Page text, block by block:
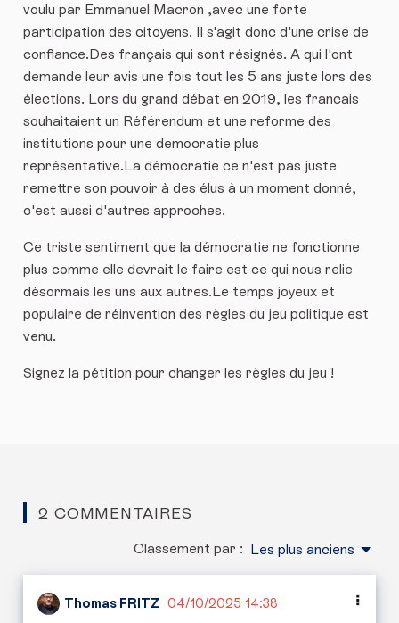
voulu par Emmanuel Macron ,avec une forte
participation des citoyens. Il s'agit donc d'une crise de
confiance.Des français qui sont résignés. A qui l'ont
demande leur avis une fois tout les 5 ans juste lors des
élections. Lors du grand débat en 2019, les francais
souhaitaient un Référendum et une reforme des
institutions pour une democratie plus
représentative.La démocratie ce n'est pas juste
remettre son pouvoir à des élus à un moment donné,
c'est aussi d'autres approches.
Ce triste sentiment que la démocratie ne fonctionne
plus comme elle devrait le faire est ce qui nous relie
désormais les uns aux autres.Le temps joyeux et
populaire de réinvention des règles du jeu politique est
venu.
Signez la pétition pour changer les règles du jeu !
2 COMMENTAIRES
Classement par : Les plus anciens
Thomas FRITZ 04/10/2025 14:38